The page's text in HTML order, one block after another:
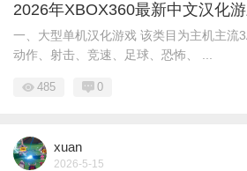
2026年XBOX360最新中文汉化
一、大型单机汉化游戏 该类目为主机主流
动作、射击、竞速、足球、恐怖、 ...
485 0
xuan
2026-5-15